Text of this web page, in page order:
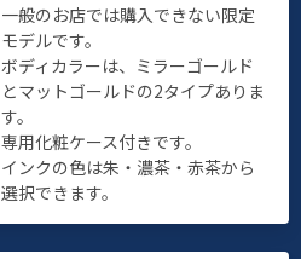
一般のお店では購入できない限定
モデルです。
ボディカラーは、ミラーゴールド
とマットゴールドの2タイプありま
す。
専用化粧ケース付きです。
インクの色は朱・濃茶・赤茶から
選択できます。